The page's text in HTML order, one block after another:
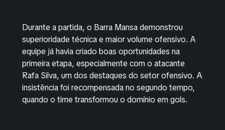
Durante a partida, o Barra Mansa demonstrou
superioridade técnica e maior volume ofensivo. A
equipe já havia criado boas oportunidades na
primeira etapa, especialmente com o atacante
Rafa Silva, um dos destaques do setor ofensivo. A
insistência foi recompensada no segundo tempo,
quando o time transformou o domínio em gols.